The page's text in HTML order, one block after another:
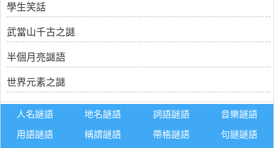
學生笑話
武當山千古之謎
半個月亮謎語
世界元素之謎
人名謎語 地名謎語 詞語謎語
音樂謎語
用語謎語
稱謂謎語 帶格謎語 句謎謎語